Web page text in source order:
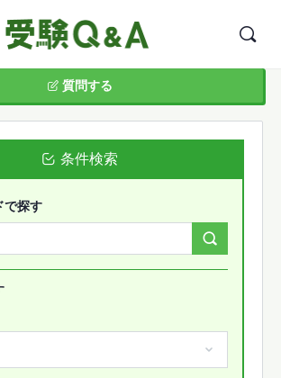
質問する
条件検索
で探す